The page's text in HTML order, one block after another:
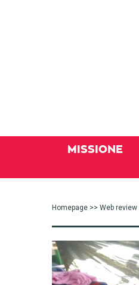
MISSIONE
Homepage >> Web review